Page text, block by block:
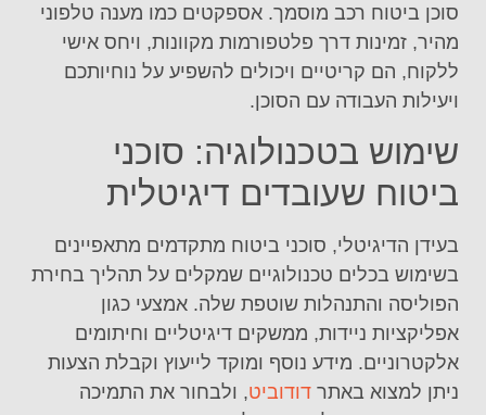
סוכן ביטוח רכב מוסמך. אספקטים כמו מענה טלפוני
מהיר, זמינות דרך פלטפורמות מקוונות, ויחס אישי
ללקוח, הם קריטיים ויכולים להשפיע על נוחיותכם
ויעילות העבודה עם הסוכן.
שימוש בטכנולוגיה: סוכני
ביטוח שעובדים דיגיטלית
בעידן הדיגיטלי, סוכני ביטוח מתקדמים מתאפיינים
בשימוש בכלים טכנולוגיים שמקלים על תהליך בחירת
הפוליסה והתנהלות שוטפת שלה. אמצעי כגון
אפליקציות ניידות, ממשקים דיגיטליים וחיתומים
אלקטרוניים. מידע נוסף ומוקד לייעוץ וקבלת הצעות
ניתן למצוא באתר דודוביט, ולבחור את התמיכה